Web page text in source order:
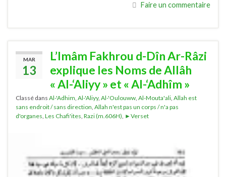
Faire un commentaire
MAR
13
L’Imâm Fakhrou d-Dîn Ar-Râzi
explique les Noms de Allâh
« Al-‘Aliyy » et « Al-‘Adhîm »
Classé dans Al-'Adhim Al-'Aliyy, Al-'Oulouww Al-Mouta'ali Allah est
sans endroit / sans direction Allah n'est pas un corps / n'a pas
d'organes Les Chafi'ites Razi (m.606H) ►Verset